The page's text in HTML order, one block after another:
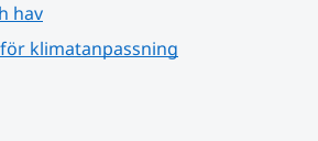
hav
klimatanpassning